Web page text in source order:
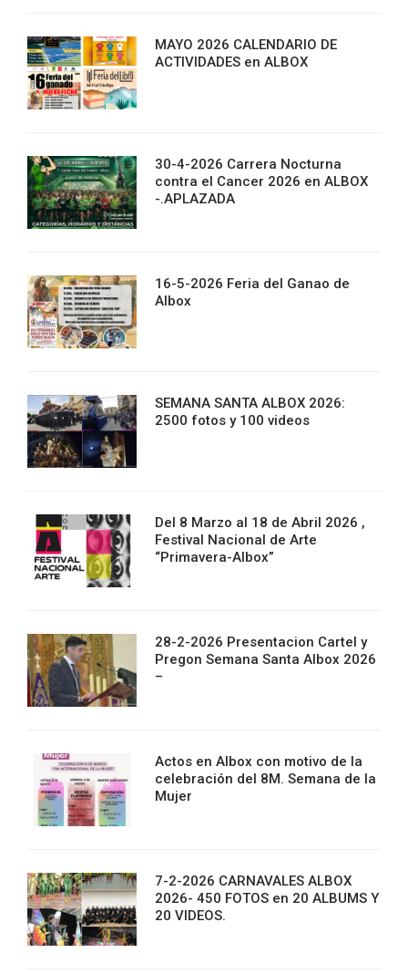
MAYO 2026 CALENDARIO DE
ACTIVIDADES en ALBOX
30-4-2026 Carrera Nocturna
contra el Cancer 2026 en ALBOX
-.APLAZADA
16-5-2026 Feria del Ganao de
Albox
SEMANA SANTA ALBOX 2026:
2500 fotos y 100 videos
Del 8 Marzo al 18 de Abril 2026 ,
Festival Nacional de Arte
“Primavera-Albox”
28-2-2026 Presentacion Cartel y
Pregon Semana Santa Albox 2026
–
Actos en Albox con motivo de la
celebración del 8M. Semana de la
Mujer
7-2-2026 CARNAVALES ALBOX
2026- 450 FOTOS en 20 ALBUMS Y
20 VIDEOS.